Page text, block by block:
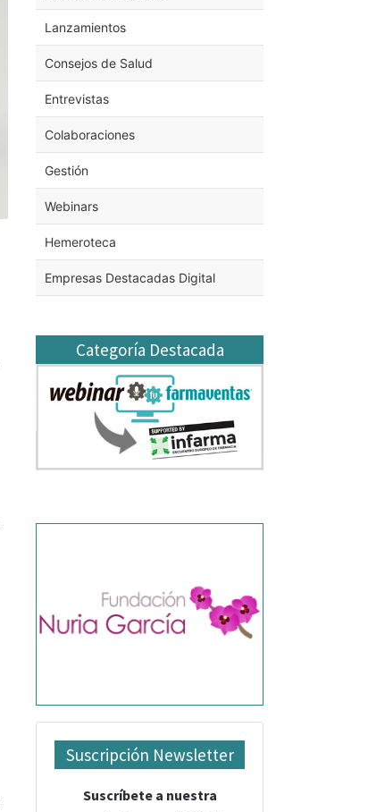
Lanzamientos
Consejos de Salud
Entrevistas
Colaboraciones
Gestión
Webinars
Hemeroteca
Empresas Destacadas Digital
Categoría Destacada
Suscripción Newsletter
Suscríbete a nuestra